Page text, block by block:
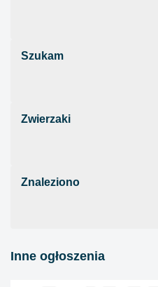
Szukam
Zwierzaki
Znaleziono
Inne ogłoszenia